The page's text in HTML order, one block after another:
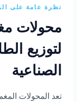
نظرة عامة على
محولات
لتوزيع
الصناعية
تعد المحولات